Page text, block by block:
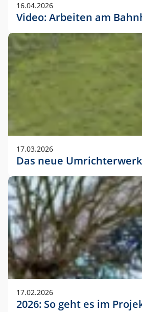
16.04.2026
Video: Arbeiten am
17.03.2026
Das neue
17.02.2026
2026: So geht es im